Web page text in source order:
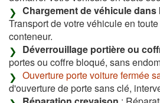
Chargement de véhicule
Transport de votre véhicule en
conteneur.
Déverrouillage portière ou
portes ou coffre bloqué, sans
Ouverture porte voiture fermée
d'ouverture de porte sans clé,